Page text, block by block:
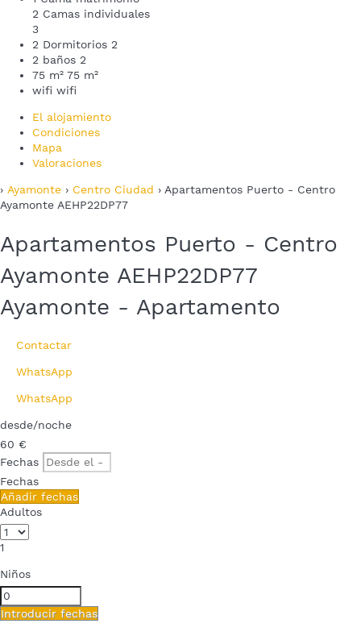
2 Camas individuales
3
2 Dormitorios 2
2 baños 2
75 m² 75 m²
wifi wifi
El alojamiento
Condiciones
Mapa
Valoraciones
› Ayamonte › Centro Ciudad › Apartamentos Puerto - Centro
Ayamonte AEHP22DP77
Apartamentos Puerto - Centro
Ayamonte AEHP22DP77
Ayamonte - Apartamento
Contactar
WhatsApp
WhatsApp
desde/noche
60 €
Fechas
Fechas
Añadir fechas
Adultos
1
Niños
Introducir fechas